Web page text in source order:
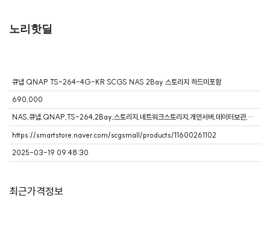
노리핫딜
큐냅 QNAP TS-264-4G-KR SCGS NAS 2Bay 스토리지 하드미포함
690,000
NAS,큐냅,QNAP,TS-264,2Bay,스토리지,네트워크스토리지,개인서버,데이터보관,백업
https://smartstore.naver.com/scgsmall/products/11600261102
2025-03-19 09:48:30
최근가격정보